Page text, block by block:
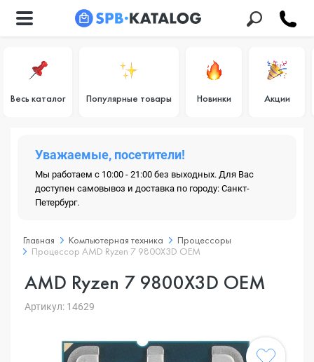
Весь каталог Популярные товары Новинки Акции
Уважаемые, посетители!
Мы работаем с 10:00 - 21:00 без выходных. Для Вас
доступен самовывоз и доставка по городу: Санкт-
Петербург.
Главная Компьютерная техника
Процессоры
Процессор AMD Ryzen 7 9800X3D OEM
AMD Ryzen 7 9800X3D OEM
Артикул: 14629